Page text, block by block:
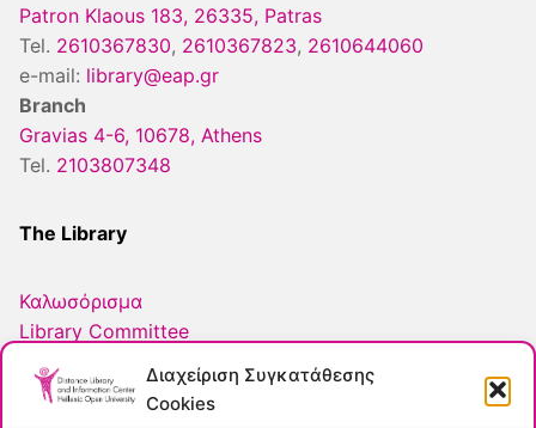
Διαχείριση Συγκατάθεσης
Cookies
Patron Klaous 183, 26335, Patras
Tel. 2610367830, 2610367823, 2610644060
e-mail: library@eap.gr
Branch
Gravias 4-6, 10678, Athens
Tel. 2103807348
The Library
Καλωσόρισμα
Library Committee
Personnel
Συχνές Ερωτήσεις